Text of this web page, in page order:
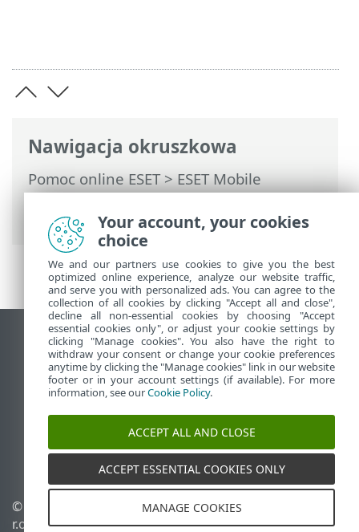
Nawigacja okruszkowa
Pomoc online ESET>ESET Mobile
Security>Praca z ESET Mobile Security >
Antywirus> Adware Detector
Wyświetl witrynę internetową dla
komputerów
End of Life
Baza wiedzy ESET
Forum ESET
ESET Status Portal
Pomoc regionalna
© 1992 - 2026 ESET, spol. s
r.o. – Wszelkie prawa
Zarządzaj plikami cookie
Polityka dotycząca plików
Your account, your cookies
choice
We and our partners use cookies to give you the best
optimized online experience, analyze our website traffic,
and serve you with personalized ads. You can agree to the
collection of all cookies by clicking "Accept all and close",
decline all non-essential cookies by choosing "Accept
essential cookies only", or adjust your cookie settings by
clicking "Manage cookies". You also have the right to
withdraw your consent or change your cookie preferences
anytime by clicking the "Manage cookies" link in our website
footer or in your account settings (if available). For more
information, see ourCookie Policy.
ACCEPT ALL AND CLOSE
ACCEPT ESSENTIAL COOKIES ONLY
MANAGE COOKIES